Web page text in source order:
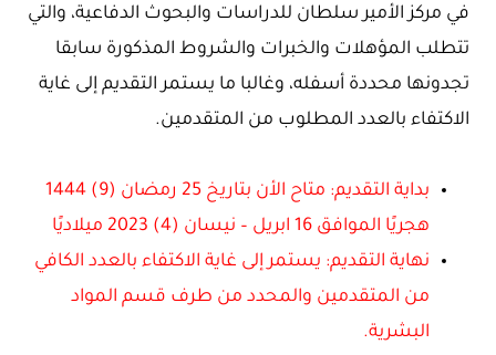
في مركز الأمير سلطان للدراسات والبحوث الدفاعية، والتي
تتطلب المؤهلات والخبرات والشروط المذكورة سابقا
تجدونها محددة أسفله، وغالبا ما يستمر التقديم إلى غاية
الاكتفاء بالعدد المطلوب من المتقدمين.
بداية التقديم: متاح الأن بتاريخ 25 رمضان (9) 1444
هجريًا الموافق 16 ابريل – نيسان (4) 2023 ميلاديًا
نهاية التقديم: يستمر إلى غاية الاكتفاء بالعدد الكافي
من المتقدمين والمحدد من طرف قسم المواد
البشرية.